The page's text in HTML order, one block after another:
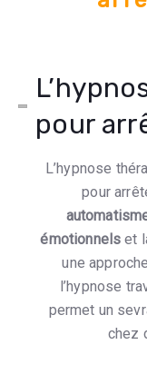
pour
L’hypnose
pour
émotionnels et
une
l’hypnose
permet un
chez